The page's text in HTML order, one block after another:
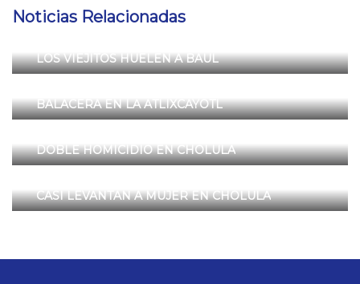
Noticias Relacionadas
LOS VIEJITOS HUELEN A BAUL
BALACERA EN LA ATLIXCAYOTL
DOBLE HOMICIDIO EN CHOLULA
CASI LEVANTAN A MUJER EN CHOLULA